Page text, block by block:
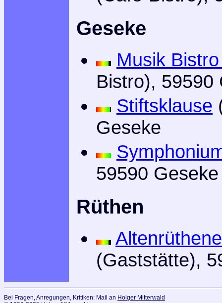
Geseke
Musik
Bistro), 59590
Stiftsklause
Geseke
59590 Geseke
Rüthen
(Gaststätte),
Bei Fragen, Anregungen, Kritiken: Mail an Holger Mitterwald